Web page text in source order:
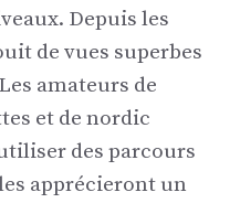
Depuis les
de vues superbes
amateurs de
et de nordic
des parcours
apprécieront un